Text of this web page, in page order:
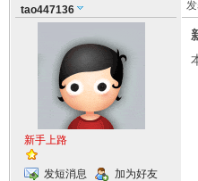
tao447136
新手上路
发短消息
加为好友